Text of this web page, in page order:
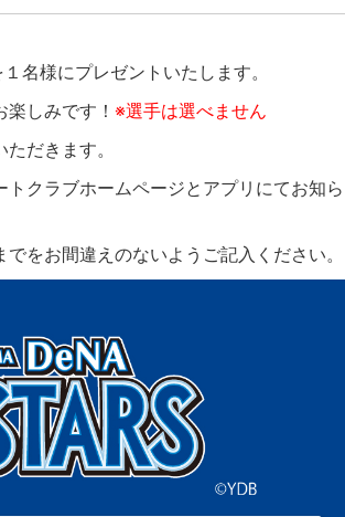
名様にプレゼントいたします。
しみです！ ※選手は選べません
だきます。
クラブホームページとアプリにてお知ら
をお間違えのないようご記入ください。